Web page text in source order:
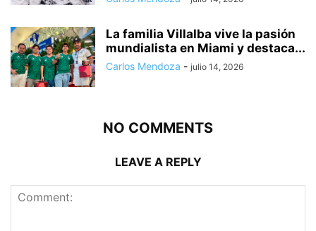
La familia Villalba vive la pasión
mundialista en Miami y destaca...
Carlos Mendoza - julio 14, 2026
NO COMMENTS
LEAVE A REPLY